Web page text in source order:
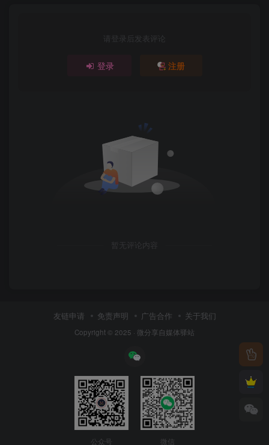
请登录后发表评论
登录 注册
暂无评论内容
友链申请 免责声明 广告合作 关于我们
Copyright © 2025 · 微分享自媒体驿站
公众号 微信